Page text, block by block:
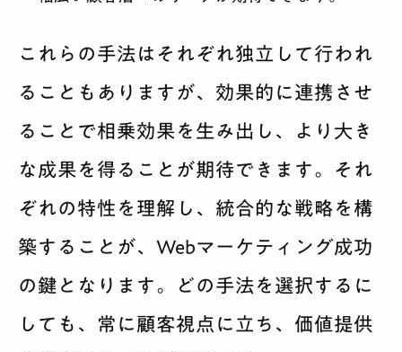
これらの手法はそれぞれ独立して行われ
ることもありますが、効果的に連携させ
ることで相乗効果を生み出し、より大き
な成果を得ることが期待できます。それ
ぞれの特性を理解し、統合的な戦略を構
築することが、Webマーケティング成功
の鍵となります。どの手法を選択するに
しても、常に顧客視点に立ち、価値提供